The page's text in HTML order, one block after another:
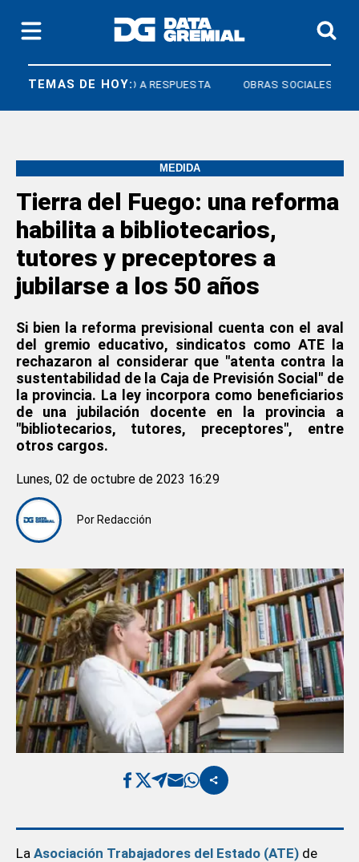
TEMAS DE HOY:
DERECHO A RESPUESTA OBRAS SOCIALES
MEDIDA
Tierra del Fuego: una reforma
habilita a bibliotecarios,
tutores y preceptores a
jubilarse a los 50 años
Si bien la reforma previsional cuenta con el aval
del gremio educativo, sindicatos como ATE la
rechazaron al considerar que "atenta contra la
sustentabilidad de la Caja de Previsión Social" de
la provincia. La ley incorpora como beneficiarios
de una jubilación docente en la provincia a
"bibliotecarios, tutores, preceptores", entre
otros cargos.
Por Redacción
Lunes, 02 de octubre de 2023 16:29
La Asociación Trabajadores del Estado (ATE) de